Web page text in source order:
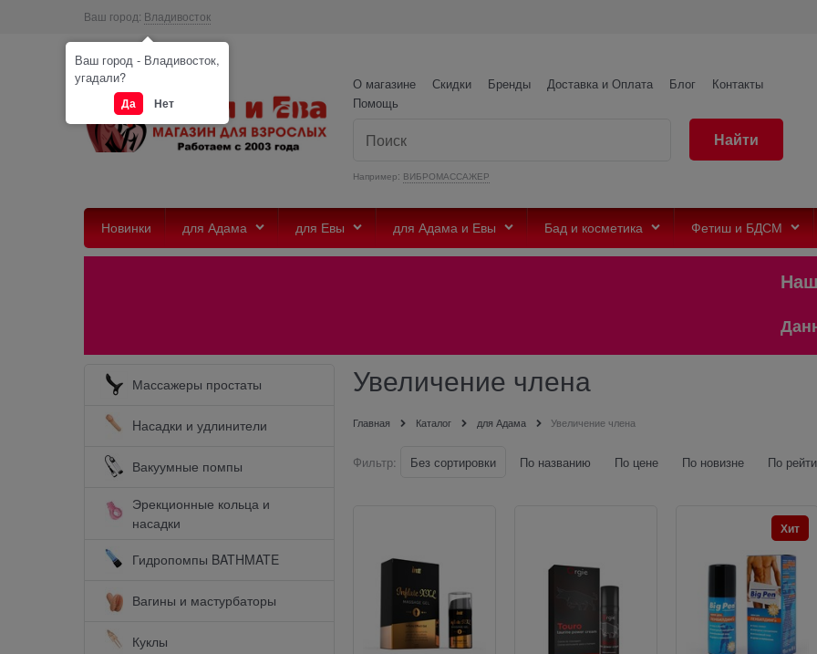
Ваш город: Владивосток
О магазине Скидки Бренды Доставка и Оплата Блог
Контакты
Помощь
Например: ВИБРОМАССАЖЕР
Найти
Новинки для Адама для Евы для Адама и Евы Бад и косметика Фетиш и БДСМ
Наш
Данный
Массажеры простаты
Hасадки и удлинители
Вакуумные помпы
Эрекционные кольца и
насадки
Гидропомпы BATHMATE
Вагины и мастурбаторы
Куклы
Увеличение члена
Главная Каталог для Адама Увеличение члена
Фильтр: Без сортировки По названию По цене По новизне По
Хит
Ваш город - Владивосток,
угадали?
Да Нет